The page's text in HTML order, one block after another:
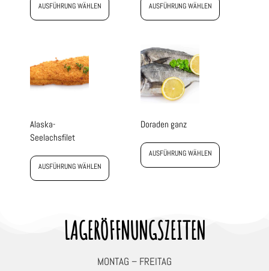
AUSFÜHRUNG WÄHLEN AUSFÜHRUNG WÄHLEN
Alaska-
Seelachsfilet
AUSFÜHRUNG WÄHLEN
Doraden ganz
AUSFÜHRUNG WÄHLEN
LAGERÖFFNUNGSZEITEN
MONTAG – FREITAG